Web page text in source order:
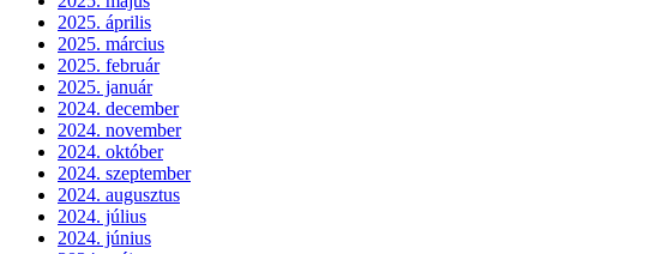
2025. április
2025. március
2025. február
2025. január
2024. december
2024. november
2024. október
2024. szeptember
2024. augusztus
2024. július
2024. június